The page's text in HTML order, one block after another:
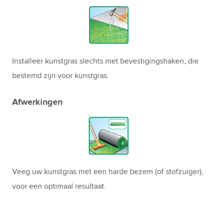
Installeer kunstgras slechts met bevestigingshaken, die
bestemd zijn voor kunstgras.
Afwerkingen
Veeg uw kunstgras met een harde bezem (of stofzuiger),
voor een optimaal resultaat.